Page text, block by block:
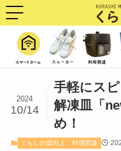
手軽にス
解凍皿「
め！
2024
10/14
くらしの質向上 料理関連